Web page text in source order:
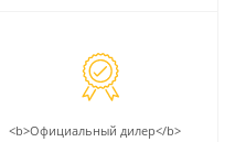
<b>Официальный дилер</b>